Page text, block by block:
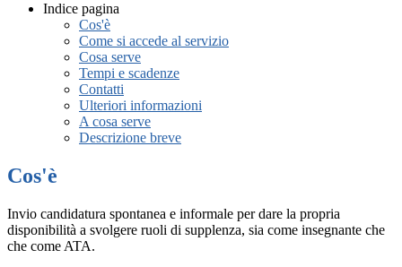
Indice pagina
Cos'è
Come si accede al servizio
Cosa serve
Tempi e scadenze
Contatti
Ulteriori informazioni
A cosa serve
Descrizione breve
Cos'è
Invio candidatura spontanea e informale per dare la propria
disponibilità a svolgere ruoli di supplenza, sia come insegnante che
che come ATA.